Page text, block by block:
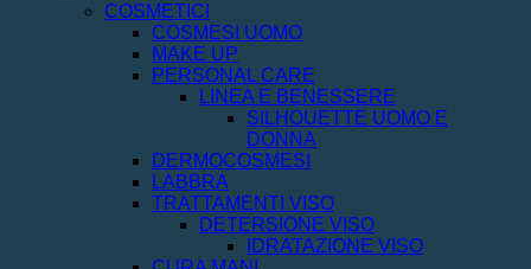
COSMETICI
COSMESI UOMO
MAKE UP
PERSONAL CARE
LINEA E BENESSERE
SILHOUETTE UOMO E
DONNA
DERMOCOSMESI
LABBRA
TRATTAMENTI VISO
DETERSIONE VISO
IDRATAZIONE VISO